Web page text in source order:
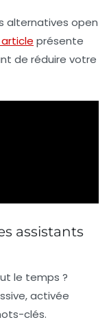
alternatives open
présente
de réduire votre
assistants
le temps ?
activée
clés.